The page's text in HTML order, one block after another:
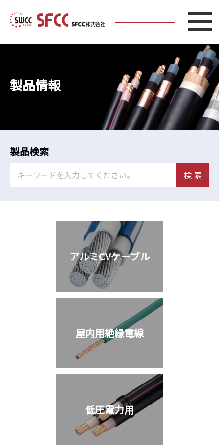
製品情報
製品検索
検索
アルミCVケーブル
屋内用絶縁電線
低圧電力用